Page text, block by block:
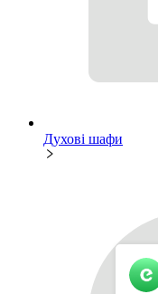
Духові шафи